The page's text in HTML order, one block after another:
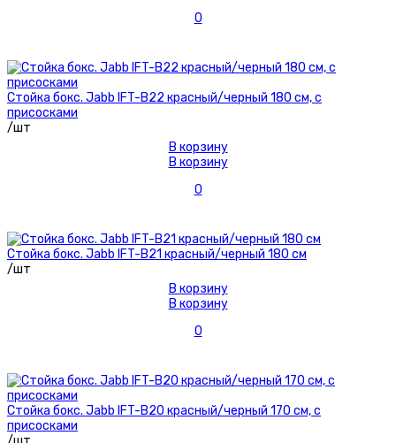
0
Стойка бокс. Jabb IFT-B22 красный/черный 180 см, с
присосками
/шт
В корзину
В корзину
0
Стойка бокс. Jabb IFT-B21 красный/черный 180 см
/шт
В корзину
В корзину
0
Стойка бокс. Jabb IFT-B20 красный/черный 170 см, с
присосками